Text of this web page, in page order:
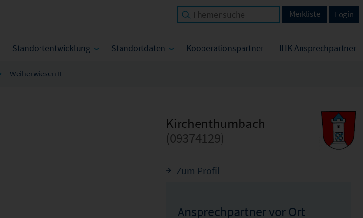
Standortentwicklung Standortdaten Kooperationspartner IHK Ansprechpartner
Login
Merkliste
- Weiherwiesen II
Kirchenthumbach
(09374129)
Zum Profil
Ansprechpartner vor Ort